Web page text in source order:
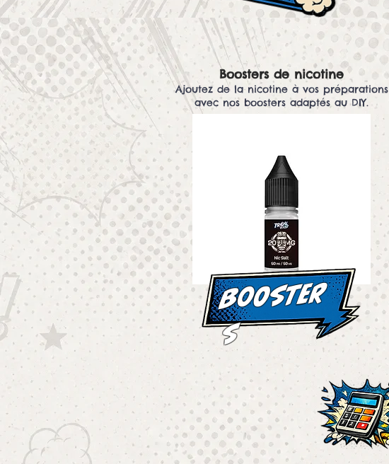
Boosters de nicotine
Ajoutez de la nicotine à vos préparations
avec nos boosters adaptés au DIY.
booster
s